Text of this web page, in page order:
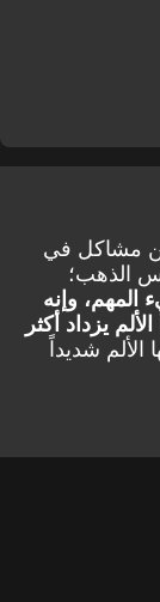
مشاكل في
الذهب؛
وإنه
يزداد أكثر
شديداً